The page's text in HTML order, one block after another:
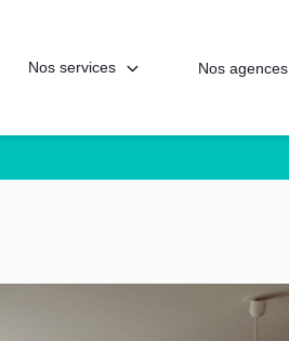
Nos services Nos agences